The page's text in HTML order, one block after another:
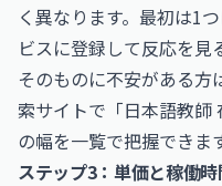
く異なります。最初は1
ビスに登録して反応を見
そのものに不安がある方
索サイトで「日本語教師
の幅を一覧で把握できま
ステップ3：単価と稼働